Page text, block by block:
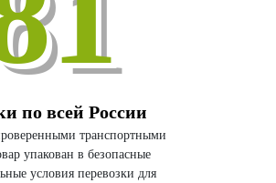
по всей России
транспортными
упакован в безопасные
условия перевозки для